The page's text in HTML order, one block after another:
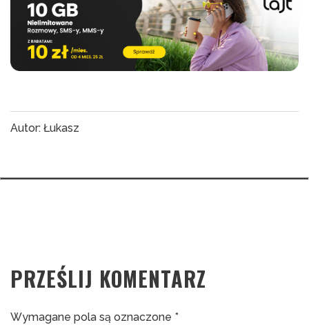
Autor: Łukasz
PRZEŚLIJ KOMENTARZ
Wymagane pola są oznaczone *